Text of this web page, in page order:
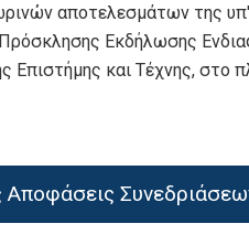
αποτελεσμάτων της υπ'
Εκδήλωσης
Επιστήμης και Τέχνης, στο
Αποφάσεις